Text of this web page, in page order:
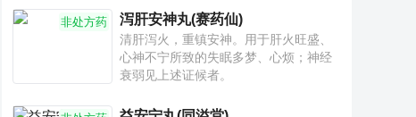
非处方药 泻肝安神丸(赛药仙)
清肝泻火，重镇安神。用于肝火旺盛、
心神不宁所致的失眠多梦、心烦；神经
衰弱见上述证候者。